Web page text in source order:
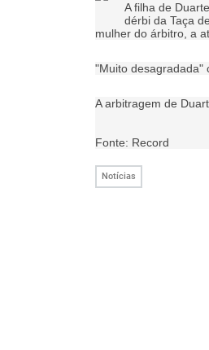
A filha de
dérbi da Taça
mulher do árbitro, a
"Muito desagradada"
A arbitragem de
Fonte: Record
Notícias